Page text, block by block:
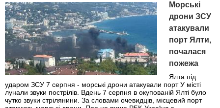
Морські
дрони ЗСУ
атакували
порт Ялти,
почалася
пожежа
Ялта під
ударом ЗСУ 7 серпня - морські дрони атакували порт У місті
лунали звуки пострілів. Вдень 7 серпня в окупованій Ялті було
чутко звуки стрілянини. За словами очевидців, місцевий порт